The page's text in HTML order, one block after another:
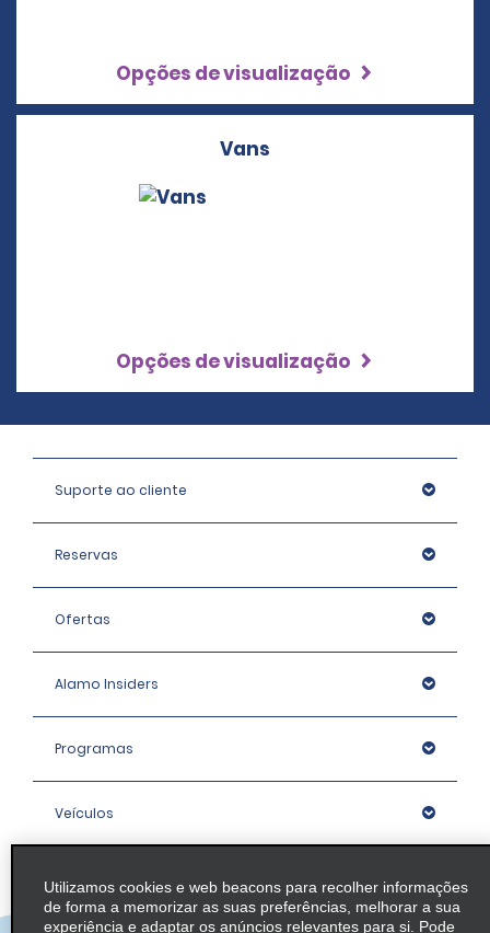
Opções de visualização
Vans
Opções de visualização
Suporte ao cliente
Reservas
Ofertas
Alamo Insiders
Programas
Veículos
Agências
Utilizamos cookies e web beacons para recolher informações
de forma a memorizar as suas preferências, melhorar a sua
experiência e adaptar os anúncios relevantes para si. Pode